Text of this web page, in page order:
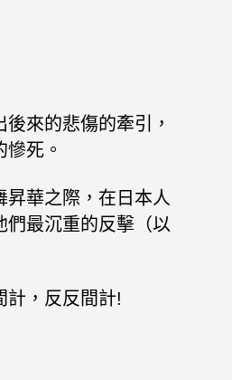
來的悲傷的牽引，
死。
昇華之際，在日本人
們最沉重的反擊（以
計，反反間計!